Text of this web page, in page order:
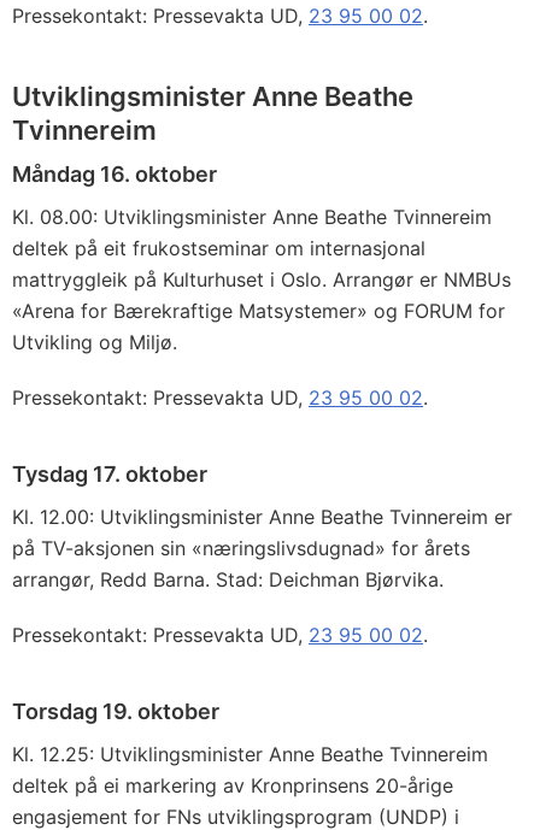
Pressekontakt: Pressevakta UD, 23 95 00 02.
Utviklingsminister Anne Beathe
Tvinnereim
Måndag 16. oktober
Kl. 08.00: Utviklingsminister Anne Beathe Tvinnereim
deltek på eit frukostseminar om internasjonal
mattryggleik på Kulturhuset i Oslo. Arrangør er NMBUs
«Arena for Bærekraftige Matsystemer» og FORUM for
Utvikling og Miljø.
Pressekontakt: Pressevakta UD, 23 95 00 02.
Tysdag 17. oktober
Kl. 12.00: Utviklingsminister Anne Beathe Tvinnereim er
på TV-aksjonen sin «næringslivsdugnad» for årets
arrangør, Redd Barna. Stad: Deichman Bjørvika.
Pressekontakt: Pressevakta UD, 23 95 00 02.
Torsdag 19. oktober
Kl. 12.25: Utviklingsminister Anne Beathe Tvinnereim
deltek på ei markering av Kronprinsens 20-årige
engasjement for FNs utviklingsprogram (UNDP) i